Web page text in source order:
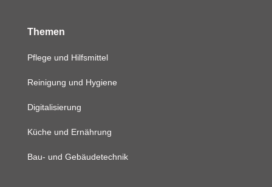
Themen
Pflege und Hilfsmittel
Reinigung und Hygiene
Digitalisierung
Küche und Ernährung
Bau- und Gebäudetechnik